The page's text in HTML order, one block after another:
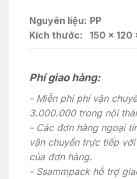
Nguyên liệu: PP
Kích thước:
150 x 120
Phí giao hàng:
- Miễn phí phí vận
3.000.000 trong nội
- Các đơn hàng ngoại
vận chuyển trực tiếp
của đơn hàng.
- Ssammpack hỗ trợ